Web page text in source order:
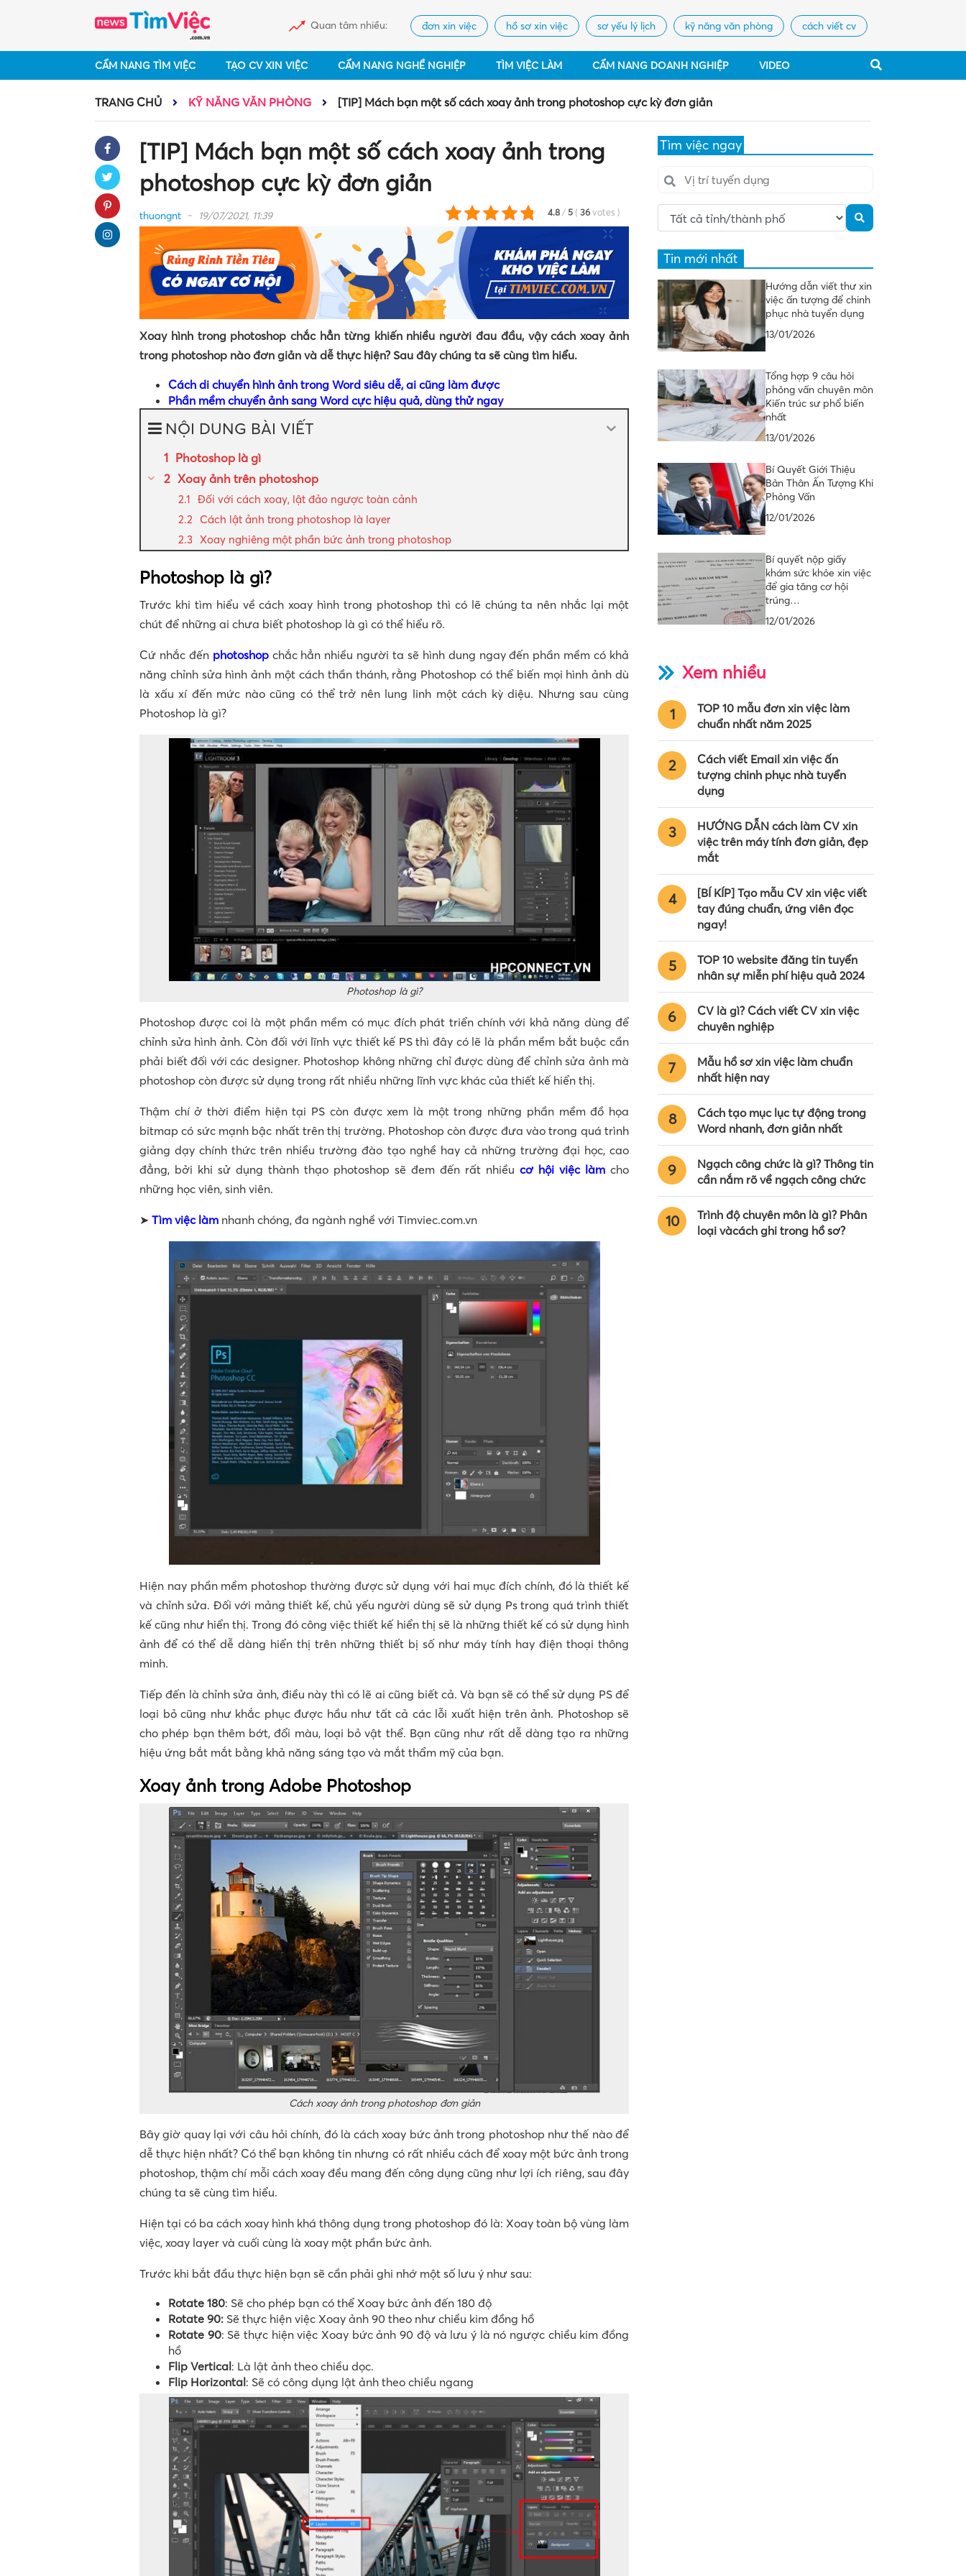
Quan tâm nhiều: đơn xin việc hồ sơ xin việc sơ yếu lý lịch kỹ năng văn phòng cách viết cv
CẨM NANG TÌM VIỆC TẠO CV XIN VIỆC CẨM NANG NGHỀ NGHIỆP TÌM VIỆC LÀM CẨM NANG DOANH NGHIỆP VIDEO
TRANG CHỦ KỸ NĂNG VĂN PHÒNG [TIP] Mách bạn một số cách xoay ảnh trong photoshop cực kỳ đơn giản
[TIP] Mách bạn một số cách xoay ảnh trong
photoshop cực kỳ đơn giản
4.8 / 5 ( 36 votes )
thuongnt 19/07/2021, 11:39
Xoay hình trong photoshop chắc hẳn từng khiến nhiều người đau đầu, vậy cách xoay ảnh
trong photoshop nào đơn giản và dễ thực hiện? Sau đây chúng ta sẽ cùng tìm hiểu.
Cách di chuyển hình ảnh trong Word siêu dễ, ai cũng làm được
Phần mềm chuyển ảnh sang Word cực hiệu quả, dùng thử ngay
NỘI DUNG BÀI VIẾT
Photoshop là gì
Xoay ảnh trên photoshop
Đối với cách xoay, lật đảo ngược toàn cảnh
Cách lật ảnh trong photoshop là layer
Xoay nghiêng một phần bức ảnh trong photoshop
Photoshop là gì?
Trước khi tìm hiểu về cách xoay hình trong photoshop thì có lẽ chúng ta nên nhắc lại một
chút để những ai chưa biết photoshop là gì có thể hiểu rõ.
Cứ nhắc đến photoshopchắc hẳn nhiều người ta sẽ hình dung ngay đến phần mềm có khả
năng chỉnh sửa hình ảnh một cách thần thánh, rằng Photoshop có thể biến mọi hình ảnh dù
là xấu xí đến mức nào cũng có thể trở nên lung linh một cách kỳ diệu. Nhưng sau cùng
Photoshop là gì?
Photoshop là gì?
Photoshop được coi là một phần mềm có mục đích phát triển chính với khả năng dùng để
chỉnh sửa hình ảnh. Còn đối với lĩnh vực thiết kế PS thì đây có lẽ là phần mềm bắt buộc cần
phải biết đối với các designer. Photoshop không những chỉ được dùng để chỉnh sửa ảnh mà
photoshop còn được sử dụng trong rất nhiều những lĩnh vực khác của thiết kế hiển thị.
Thậm chí ở thời điểm hiện tại PS còn được xem là một trong những phần mềm đồ họa
bitmap có sức mạnh bậc nhất trên thị trường. Photoshop còn được đưa vào trong quá trình
giảng dạy chính thức trên nhiều trường đào tạo nghề hay cả những trường đại học, cao
đẳng, bởi khi sử dụng thành thạo photoshop sẽ đem đến rất nhiều cơ hội việc làm cho
những học viên, sinh viên.
➤ Tìm việc làm nhanh chóng, đa ngành nghề với Timviec.com.vn
Hiện nay phần mềm photoshop thường được sử dụng với hai mục đích chính, đó là thiết kế
và chỉnh sửa. Đối với mảng thiết kế, chủ yếu người dùng sẽ sử dụng Ps trong quá trình thiết
kế cũng như hiển thị. Trong đó công việc thiết kế hiển thị sẽ là những thiết kế có sử dụng hình
ảnh để có thể dễ dàng hiển thị trên những thiết bị số như máy tính hay điện thoại thông
minh.
Tiếp đến là chỉnh sửa ảnh, điều này thì có lẽ ai cũng biết cả. Và bạn sẽ có thể sử dụng PS để
loại bỏ cũng như khắc phục được hầu như tất cả các lỗi xuất hiện trên ảnh. Photoshop sẽ
cho phép bạn thêm bớt, đổi màu, loại bỏ vật thể. Bạn cũng như rất dễ dàng tạo ra những
hiệu ứng bắt mắt bằng khả năng sáng tạo và mắt thẩm mỹ của bạn.
Xoay ảnh trong Adobe Photoshop
Cách xoay ảnh trong photoshop đơn giản
Bây giờ quay lại với câu hỏi chính, đó là cách xoay bức ảnh trong photoshop như thế nào để
dễ thực hiện nhất? Có thể bạn không tin nhưng có rất nhiều cách để xoay một bức ảnh trong
photoshop, thậm chí mỗi cách xoay đều mang đến công dụng cũng như lợi ích riêng, sau đây
chúng ta sẽ cùng tìm hiểu.
Hiện tại có ba cách xoay hình khá thông dụng trong photoshop đó là: Xoay toàn bộ vùng làm
việc, xoay layer và cuối cùng là xoay một phần bức ảnh.
Trước khi bắt đầu thực hiện bạn sẽ cần phải ghi nhớ một số lưu ý như sau:
Rotate 180: Sẽ cho phép bạn có thể Xoay bức ảnh đến 180 độ
Rotate 90: Sẽ thực hiện việc Xoay ảnh 90 theo như chiều kim đồng hồ
Rotate 90: Sẽ thực hiện việc Xoay bức ảnh 90 độ và lưu ý là nó ngược chiều kim đồng
hồ
Flip Vertical: Là lật ảnh theo chiều dọc.
Flip Horizontal: Sẽ có công dụng lật ảnh theo chiều ngang
Tìm việc ngay
Tin mới nhất
Hướng dẫn viết thư xin
việc ấn tượng để chinh
phục nhà tuyển dụng
13/01/2026
Tổng hợp 9 câu hỏi
phỏng vấn chuyên môn
Kiến trúc sư phổ biến
nhất
13/01/2026
Bí Quyết Giới Thiệu
Bản Thân Ấn Tượng Khi
Phỏng Vấn
12/01/2026
Bí quyết nộp giấy
khám sức khỏe xin việc
để gia tăng cơ hội
trúng…
12/01/2026
Xem nhiều
1
TOP 10 mẫu đơn xin việc làm
chuẩn nhất năm 2025
2
Cách viết Email xin việc ấn
tượng chinh phục nhà tuyển
dụng
3
HƯỚNG DẪN cách làm CV xin
việc trên máy tính đơn giản, đẹp
mắt
4
[BÍ KÍP] Tạo mẫu CV xin việc viết
tay đúng chuẩn, ứng viên đọc
ngay!
5
TOP 10 website đăng tin tuyển
nhân sự miễn phí hiệu quả 2024
6
CV là gì? Cách viết CV xin việc
chuyên nghiệp
7
Mẫu hồ sơ xin việc làm chuẩn
nhất hiện nay
8
Cách tạo mục lục tự động trong
Word nhanh, đơn giản nhất
9
Ngạch công chức là gì? Thông tin
cần nắm rõ về ngạch công chức
10
Trình độ chuyên môn là gì? Phân
loại vàcách ghi trong hồ sơ?